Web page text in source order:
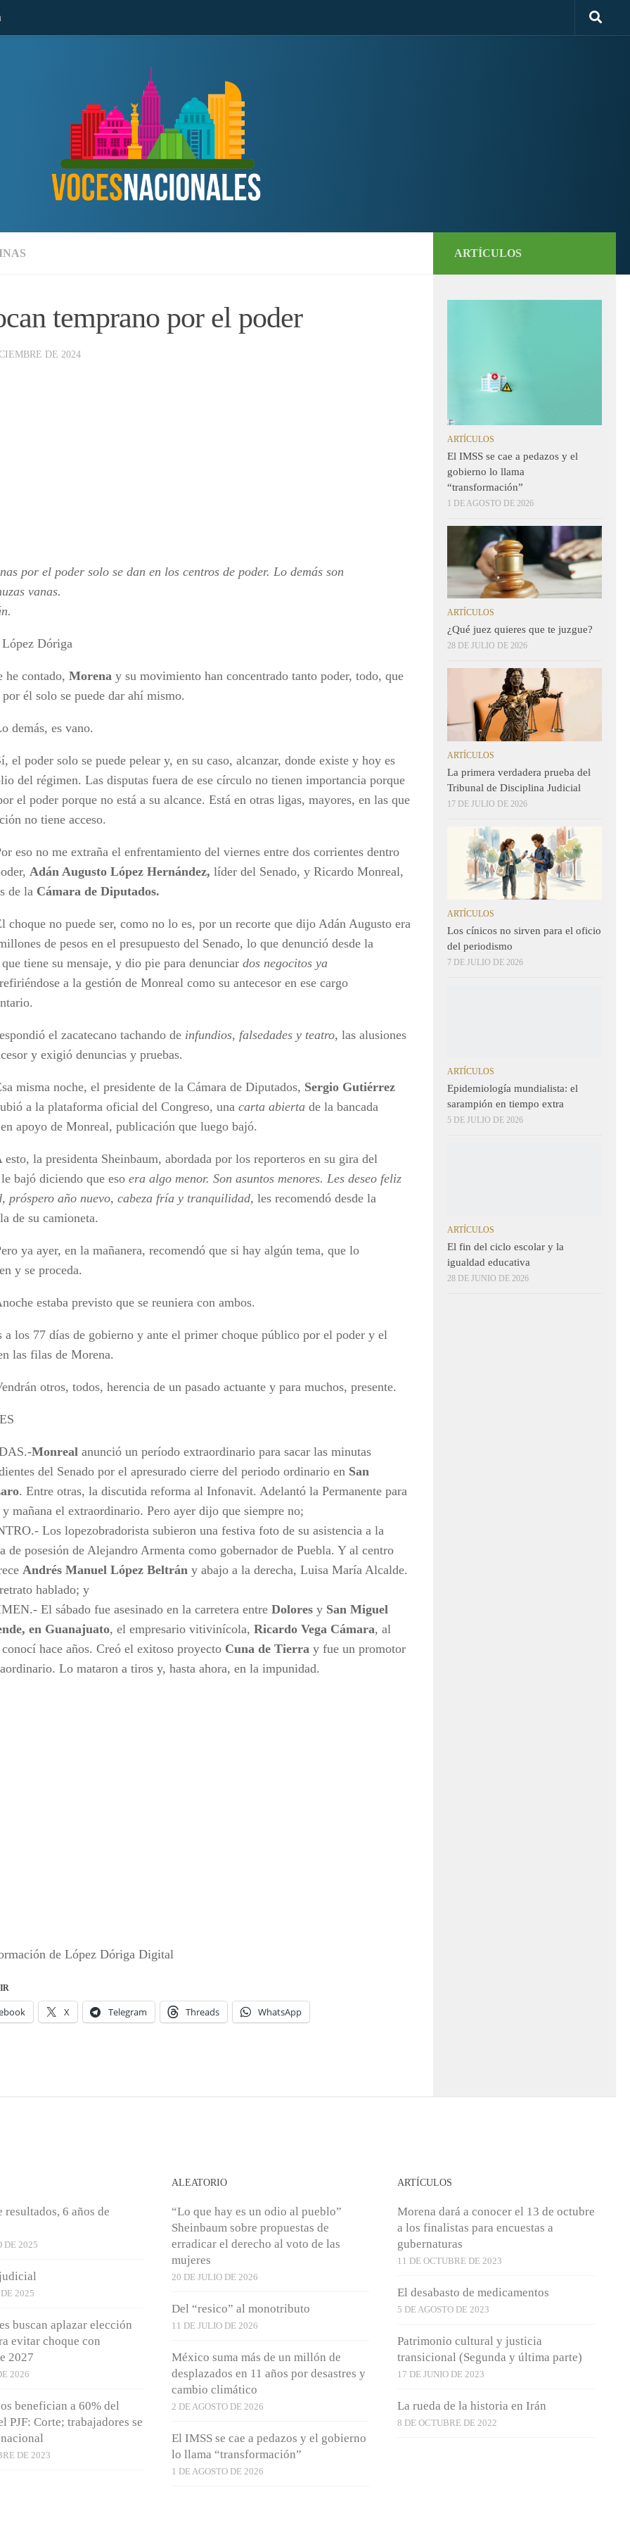
temprano por el poder
DE 2024
por el poder solo se dan en los centros de poder. Lo demás son
vanas.
López Dóriga
he contado, Morena y su movimiento han concentrado tanto poder, todo, que
él solo se puede dar ahí mismo.
es vano.
solo se puede pelear y, en su caso, alcanzar, donde existe y hoy es
del régimen. Las disputas fuera de ese círculo no tienen importancia porque
el poder porque no está a su alcance. Está en otras ligas, mayores, en las que
no tiene acceso.
no me extraña el enfrentamiento del viernes entre dos corrientes dentro
Adán Augusto López Hernández, líder del Senado, y Ricardo Monreal,
de la Cámara de Diputados.
no puede ser, como no lo es, por un recorte que dijo Adán Augusto era
de pesos en el presupuesto del Senado, lo que denunció desde la
tiene su mensaje, y dio pie para denunciar dos negocitos ya
refiriéndose a la gestión de Monreal como su antecesor en ese cargo
el zacatecano tachando de infundios, falsedades y teatro, las alusiones
y exigió denuncias y pruebas.
noche, el presidente de la Cámara de Diputados, Sergio Gutiérrez
a la plataforma oficial del Congreso, una carta abierta de la bancada
apoyo de Monreal, publicación que luego bajó.
la presidenta Sheinbaum, abordada por los reporteros en su gira del
bajó diciendo que eso era algo menor. Son asuntos menores. Les deseo feliz
próspero año nuevo, cabeza fría y tranquilidad, les recomendó desde la
de su camioneta.
ayer, en la mañanera, recomendó que si hay algún tema, que lo
y se proceda.
estaba previsto que se reuniera con ambos.
a los 77 días de gobierno y ante el primer choque público por el poder y el
las filas de Morena.
otros, todos, herencia de un pasado actuante y para muchos, presente.
Monreal anunció un período extraordinario para sacar las minutas
del Senado por el apresurado cierre del periodo ordinario en San
. Entre otras, la discutida reforma al Infonavit. Adelantó la Permanente para
mañana el extraordinario. Pero ayer dijo que siempre no;
Los lopezobradorista subieron una festiva foto de su asistencia a la
de posesión de Alejandro Armenta como gobernador de Puebla. Y al centro
Andrés Manuel López Beltrán y abajo a la derecha, Luisa María Alcalde.
hablado; y
El sábado fue asesinado en la carretera entre Dolores y San Miguel
en Guanajuato, el empresario vitivinícola, Ricardo Vega Cámara, al
hace años. Creó el exitoso proyecto Cuna de Tierra y fue un promotor
Lo mataron a tiros y, hasta ahora, en la impunidad.
de López Dóriga Digital
X Telegram Threads WhatsApp
ARTÍCULOS
ARTÍCULOS
El IMSS se cae a pedazos y el
gobierno lo llama
“transformación”
1 DE AGOSTO DE 2026
ARTÍCULOS
¿Qué juez quieres que te juzgue?
28 DE JULIO DE 2026
ARTÍCULOS
La primera verdadera prueba del
Tribunal de Disciplina Judicial
17 DE JULIO DE 2026
ARTÍCULOS
Los cínicos no sirven para el oficio
del periodismo
7 DE JULIO DE 2026
ARTÍCULOS
Epidemiología mundialista: el
sarampión en tiempo extra
5 DE JULIO DE 2026
ARTÍCULOS
El fin del ciclo escolar y la
igualdad educativa
28 DE JUNIO DE 2026
resultados, 6 años de
DE 2025
2025
buscan aplazar elección
evitar choque con
2027
2026
benefician a 60% del
PJF: Corte; trabajadores se
DE 2023
ALEATORIO
“Lo que hay es un odio al pueblo”
Sheinbaum sobre propuestas de
erradicar el derecho al voto de las
mujeres
20 DE JULIO DE 2026
Del “resico” al monotributo
11 DE JULIO DE 2026
México suma más de un millón de
desplazados en 11 años por desastres y
cambio climático
2 DE AGOSTO DE 2026
El IMSS se cae a pedazos y el gobierno
lo llama “transformación”
1 DE AGOSTO DE 2026
ARTÍCULOS
Morena dará a conocer el 13 de octubre
a los finalistas para encuestas a
gubernaturas
11 DE OCTUBRE DE 2023
El desabasto de medicamentos
5 DE AGOSTO DE 2023
Patrimonio cultural y justicia
transicional (Segunda y última parte)
17 DE JUNIO DE 2023
La rueda de la historia en Irán
8 DE OCTUBRE DE 2022